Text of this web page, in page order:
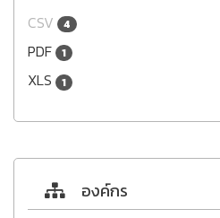
CSV 4
PDF 1
XLS 1
องค์กร